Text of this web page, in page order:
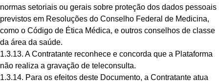
normas setoriais ou gerais sobre proteção dos dados pessoais
previstos em Resoluções do Conselho Federal de Medicina,
como o Código de Ética Médica, e outros conselhos de classe
da área da saúde.
1.3.13. A Contratante reconhece e concorda que a Plataforma
não realiza a gravação de teleconsulta.
1.3.14. Para os efeitos deste Documento, a Contratante atua